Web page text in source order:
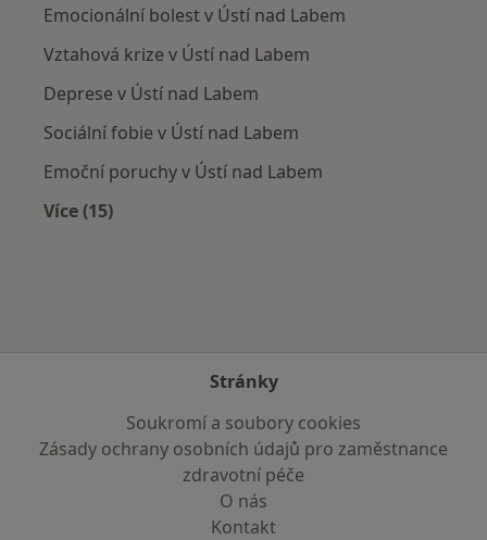
Emocionální bolest v Ústí nad Labem
Vztahová krize v Ústí nad Labem
Deprese v Ústí nad Labem
Sociální fobie v Ústí nad Labem
Emoční poruchy v Ústí nad Labem
Více (15)
Stránky
Soukromí a soubory cookies
Zásady ochrany osobních údajů pro zaměstnance
zdravotní péče
O nás
Kontakt